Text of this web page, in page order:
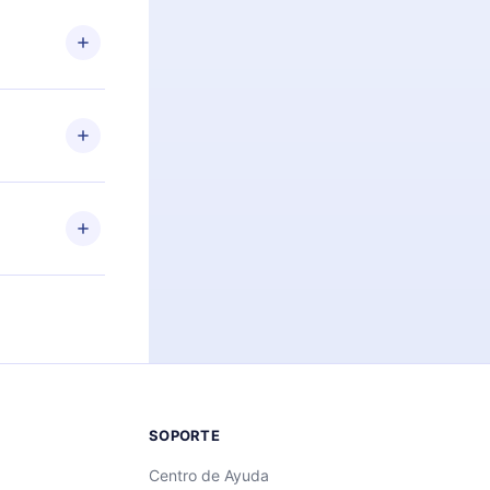
el
de
más de
leer o
iOS,
momento
SOPORTE
Centro de Ayuda